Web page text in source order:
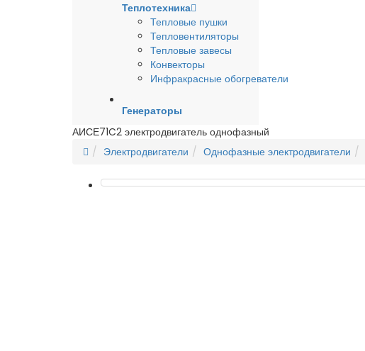
Теплотехника
Тепловые пушки
Тепловентиляторы
Тепловые завесы
Конвекторы
Инфракрасные обогреватели
Генераторы
АИСЕ71C2 электродвигатель однофазный
Электродвигатели
Однофазные электродвигатели